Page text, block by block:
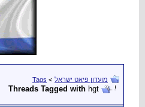
מועדון פיאט ישראל >
Tags
Threads Tagged with hgt